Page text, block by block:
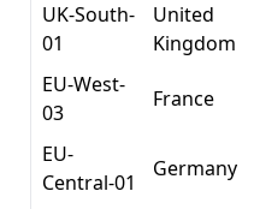
UK-South-
01
United
Kingdom
EU-West-
03
France
EU-
Central-01
Germany